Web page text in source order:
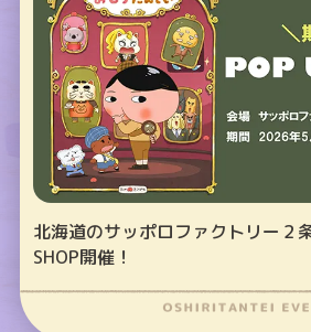
北海道のサッポロファクトリー２
SHOP開催！